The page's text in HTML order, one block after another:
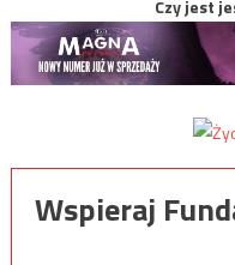
Czy jest
Wspieraj